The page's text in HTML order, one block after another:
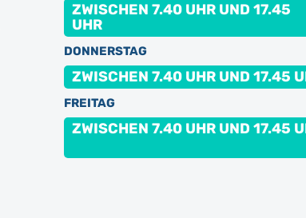
ZWISCHEN 7.40 UHR UND 17.45
UHR
DONNERSTAG
ZWISCHEN 7.40 UHR UND 17.45
FREITAG
ZWISCHEN 7.40 UHR UND 17.45